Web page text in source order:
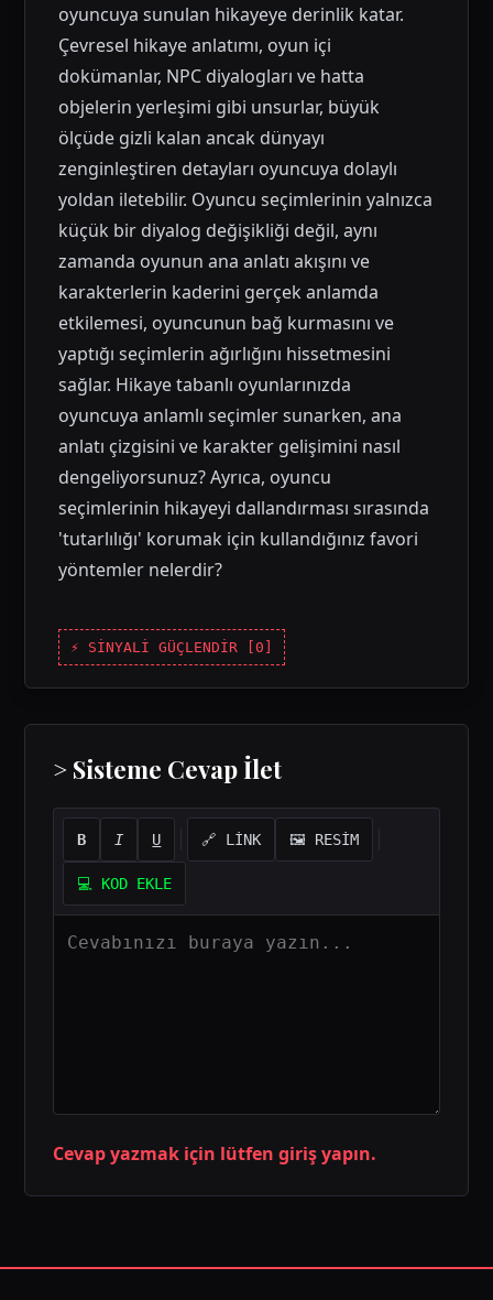
oyuncuya sunulan hikayeye derinlik katar.
Çevresel hikaye anlatımı, oyun içi
dokümanlar, NPC diyalogları ve hatta
objelerin yerleşimi gibi unsurlar, büyük
ölçüde gizli kalan ancak dünyayı
zenginleştiren detayları oyuncuya dolaylı
yoldan iletebilir. Oyuncu seçimlerinin yalnızca
küçük bir diyalog değişikliği değil, aynı
zamanda oyunun ana anlatı akışını ve
karakterlerin kaderini gerçek anlamda
etkilemesi, oyuncunun bağ kurmasını ve
yaptığı seçimlerin ağırlığını hissetmesini
sağlar. Hikaye tabanlı oyunlarınızda
oyuncuya anlamlı seçimler sunarken, ana
anlatı çizgisini ve karakter gelişimini nasıl
dengeliyorsunuz? Ayrıca, oyuncu
seçimlerinin hikayeyi dallandırması sırasında
'tutarlılığı' korumak için kullandığınız favori
yöntemler nelerdir?
⚡ SİNYALİ GÜÇLENDİR [0
> Sisteme Cevap İlet
B I U 🔗 LİNK 🖼️ RESİM
💻 KOD EKLE
Cevap yazmak için lütfen giriş yapın.